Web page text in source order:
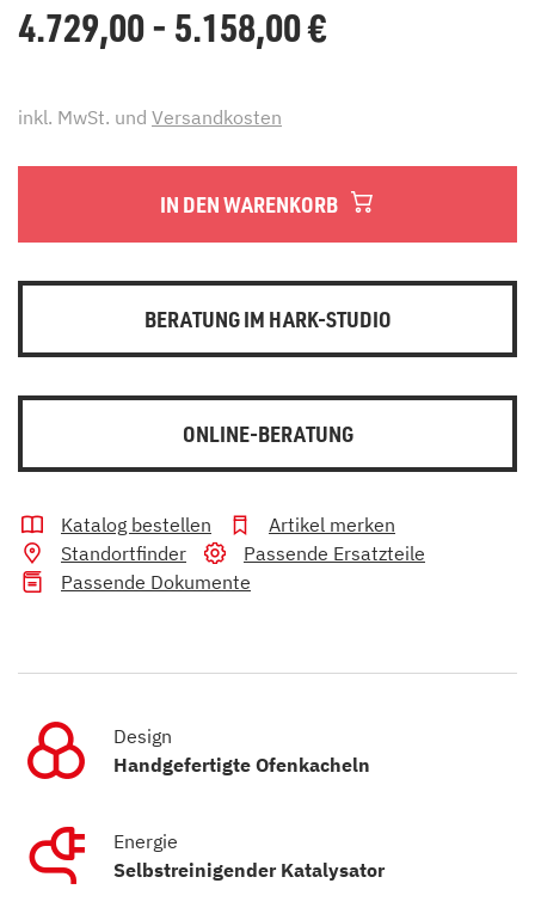
4.729,00 - 5.158,00€
inkl. MwSt. und Versandkosten
IN DEN WARENKORB
BERATUNG IM HARK-STUDIO
ONLINE-BERATUNG
Katalog bestellen
Artikel merken
Standortfinder
Passende Ersatzteile
Passende Dokumente
Design
Handgefertigte Ofenkacheln
Energie
Selbstreinigender Katalysator